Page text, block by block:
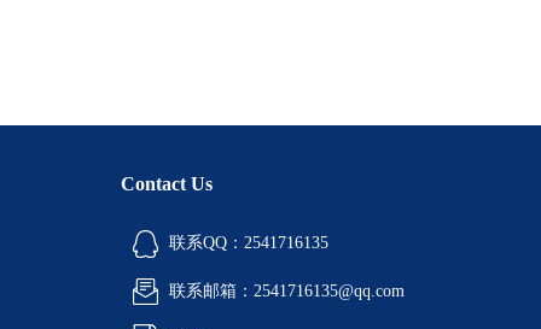
Contact Us
联系QQ：2541716135
联系邮箱：2541716135@qq.com